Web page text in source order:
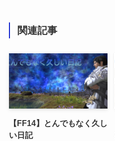
関連記事
【FF14】とんでもなく久し
い日記